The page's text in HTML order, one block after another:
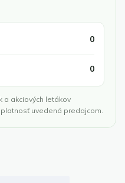
0
0
a akciových letákov
uvedená predajcom.